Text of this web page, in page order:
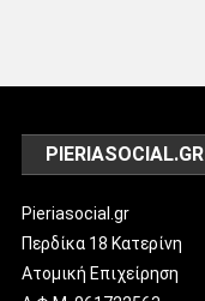
PIERIASOCIAL.GR
Pieriasocial.gr
Περδίκα 18 Κατερίνη
Ατομική Επιχείρηση